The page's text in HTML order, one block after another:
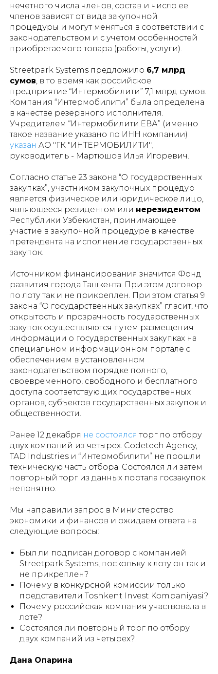
нечетного числа членов, состав и число ее
членов зависят от вида закупочной
процедуры и могут меняться в соответствии с
законодательством и с учетом особенностей
приобретаемого товара (работы, услуги).
Streetpark Systems предложило 6,7 млрд
сумов, в то время как российское
предприятие “Интермобилити” 7,1 млрд сумов.
Компания “Интермобилити” была определена
в качестве резервного исполнителя.
Учредителем “Интермобилити.ЕВА” (именно
такое название указано по ИНН компании)
указан АО "ГК "ИНТЕРМОБИЛИТИ",
руководитель - Мартюшов Илья Игоревич.
Согласно статье 23 закона “О государственных
закупках”, участником закупочных процедур
является физическое или юридическое лицо,
являющееся резидентом или нерезидентом
Республики Узбекистан, принимающее
участие в закупочной процедуре в качестве
претендента на исполнение государственных
закупок.
Источником финансирования значится Фонд
развития города Ташкента. При этом договор
по лоту так и не прикреплен. При этом статья 9
закона “О государственных закупках” гласит, что
открытость и прозрачность государственных
закупок осуществляются путем размещения
информации о государственных закупках на
специальном информационном портале с
обеспечением в установленном
законодательством порядке полного,
своевременного, свободного и бесплатного
доступа соответствующих государственных
органов, субъектов государственных закупок и
общественности.
Ранее 12 декабря не состоялся торг по отбору
двух компаний из четырех. Codetech Agency,
TAD Industries и “Интермобилити” не прошли
техническую часть отбора. Состоялся ли затем
повторный торг из данных портала госзакупок
непонятно.
Мы направили запрос в Министерство
экономики и финансов и ожидаем ответа на
следующие вопросы:
Был ли подписан договор с компанией
Streetpark Systems, поскольку к лоту он так и
не прикреплен?
Почему в конкурсной комиссии только
представители Toshkent Invest Kompaniyasi?
Почему российская компания участвовала в
лоте?
Состоялся ли повторный торг по отбору
двух компаний из четырех?
Дана Опарина